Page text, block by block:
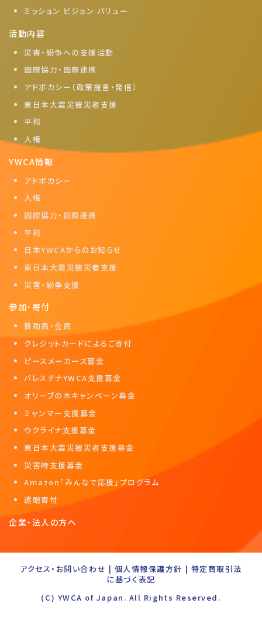
ミッション ビジョン バリュー
活動内容
災害・紛争への支援活動
国際協力・国際連携
アドボカシー（政策提言・発信）
東日本大震災被災者支援
平和
人権
YWCA情報
アドボカシー
人権
国際協力・国際連携
平和
日本YWCAからのお知らせ
東日本大震災被災者支援
災害・紛争支援
参加・寄付
賛助員・会員
クレジットカードによるご寄付
ピースメーカーズ募金
パレスチナYWCA支援募金
オリーブの木キャンペーン募金
ミャンマー支援募金
ウクライナ支援募金
東日本大震災被災者支援募金
災害時支援募金
Amazon「みんなで応援」プログラム
遺贈寄付
企業・法人の方へ
アクセス・お問い合わせ | 個人情報保護方針 | 特定商取引法
に基づく表記
(C) YWCA of Japan. All Rights Reserved.